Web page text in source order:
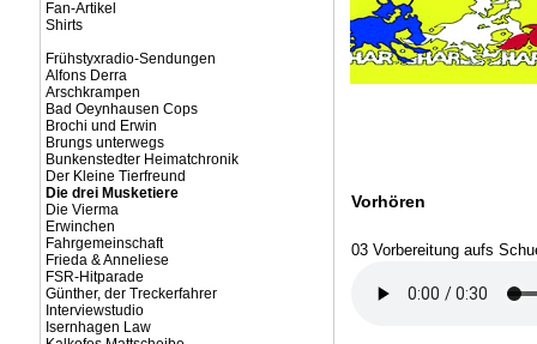
Fan-Artikel
Shirts
Frühstyxradio-Sendungen
Alfons Derra
Arschkrampen
Bad Oeynhausen Cops
Brochi und Erwin
Brungs unterwegs
Bunkenstedter Heimatchronik
Der Kleine Tierfreund
Die drei Musketiere
Die Vierma
Erwinchen
Fahrgemeinschaft
Frieda & Anneliese
FSR-Hitparade
Günther, der Treckerfahrer
Interviewstudio
Isernhagen Law
Vorhören
03 Vorbereitung aufs